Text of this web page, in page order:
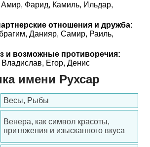
Фарид, Камиль, Ильдар,
отношения и дружба:
Данияр, Самир, Раиль,
и возможные противоречия:
Егор, Денис
имени Рухсар
Весы, Рыбы
Венера, как символ красоты,
притяжения и изысканного вкуса